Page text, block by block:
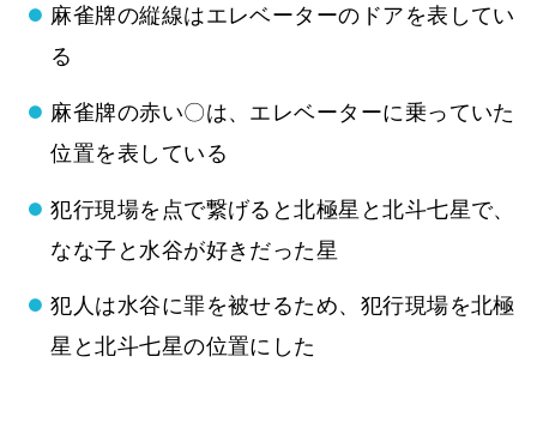
麻雀牌の縦線はエレベーターのドアを表してい
る
麻雀牌の赤い〇は、エレベーターに乗っていた
位置を表している
犯行現場を点で繋げると北極星と北斗七星で、
なな子と水谷が好きだった星
犯人は水谷に罪を被せるため、犯行現場を北極
星と北斗七星の位置にした